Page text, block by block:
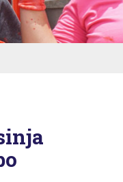
CONTACT
USER ACCOUNT